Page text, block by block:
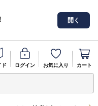
開く
ド ログイン お気に入り カート